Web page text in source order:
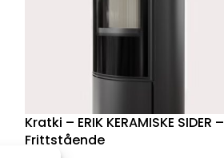
Kratki – ERIK KERAMISKE SIDER –
Frittstående